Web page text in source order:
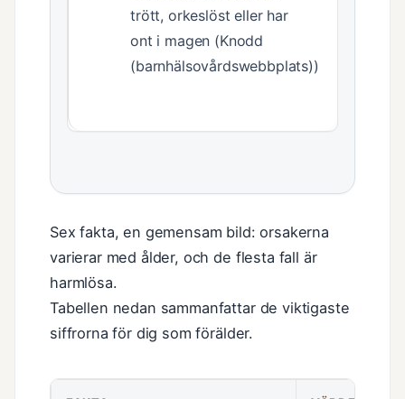
trött, orkeslöst eller har
ont i magen (Knodd
(barnhälsovårdswebbplats))
Sex fakta, en gemensam bild: orsakerna
varierar med ålder, och de flesta fall är
harmlösa.
Tabellen nedan sammanfattar de viktigaste
siffrorna för dig som förälder.